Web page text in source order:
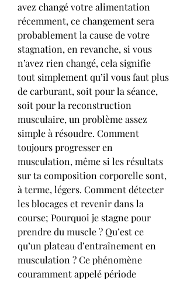
avez changé votre alimentation
récemment, ce changement sera
probablement la cause de votre
stagnation, en revanche, si vous
n’avez rien changé, cela signifie
tout simplement qu’il vous faut plus
de carburant, soit pour la séance,
soit pour la reconstruction
musculaire, un problème assez
simple à résoudre. Comment
toujours progresser en
musculation, même si les résultats
sur ta composition corporelle sont,
à terme, légers. Comment détecter
les blocages et revenir dans la
course; Pourquoi je stagne pour
prendre du muscle ? Qu’est ce
qu’un plateau d’entraînement en
musculation ? Ce phénomène
couramment appelé période